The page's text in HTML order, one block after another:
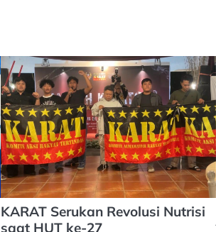
KARAT Serukan Revolusi Nutrisi
saat HUT ke-27